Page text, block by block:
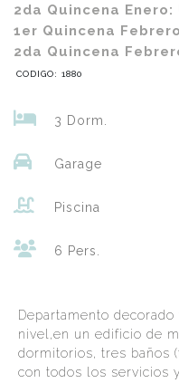
2da Quincena Enero:
1er Quincena
2da Quincena
CODIGO: 1880
3 Dorm.
Garage
Piscina
6 Pers.
Departamento
nivel,en un edificio de
dormitorios, tres baños
con todos los servicios